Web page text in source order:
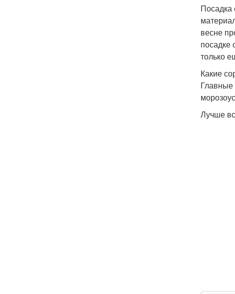
Посадка
весне
посадке
только
Какие
Главные
Лучше